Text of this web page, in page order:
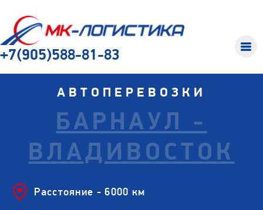
+7(905)588-81-83
АВТОПЕРЕВОЗКИ
БАРНАУЛ -
ВЛАДИВОСТОК
Расстояние - 6000 км